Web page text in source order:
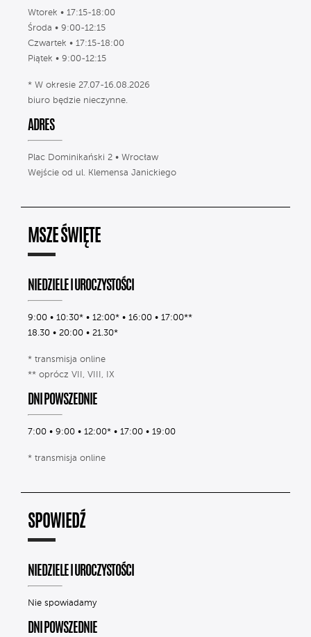
Wtorek • 17:15-18:00
Środa • 9:00-12:15
Czwartek • 17:15-18:00
Piątek • 9:00-12:15
* W okresie 27.07-16.08.2026
biuro będzie nieczynne.
ADRES
Plac Dominikański 2 • Wrocław
Wejście od ul. Klemensa Janickiego
MSZE ŚWIĘTE
NIEDZIELE I UROCZYSTOŚCI
9:00 • 10:30* • 12:00* • 16:00 • 17:00**
18.30 • 20:00 • 21.30*
* transmisja online
** oprócz VII, VIII, IX
DNI POWSZEDNIE
7:00 • 9:00 • 12:00* • 17:00 • 19:00
* transmisja online
SPOWIEDŹ
NIEDZIELE I UROCZYSTOŚCI
Nie spowiadamy
DNI POWSZEDNIE